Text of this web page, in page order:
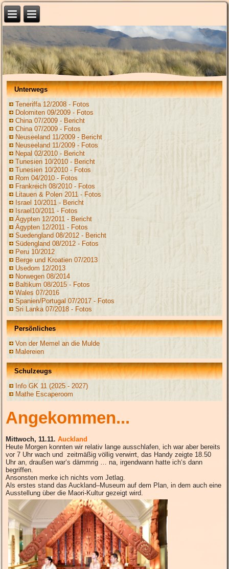
Unterwegs
Teneriffa 12/2008 - Fotos
Dolomiten 09/2009 - Fotos
China 07/2009 - Bericht
China 07/2009 - Fotos
Neuseeland 11/2009 - Bericht
Neuseeland 11/2009 - Fotos
Nepal 02/2010 - Bericht
Tunesien 10/2010 - Bericht
Tunesien 10/2010 - Fotos
Rom 04/2010 - Fotos
Frankreich 08/2010 - Fotos
Litauen & Polen 2011 - Fotos
Israel 10/2011 - Bericht
Israel10/2011 - Fotos
Ägypten 12/2011 - Bericht
Ägypten 12/2011 - Fotos
Suedengland 08/2012 - Bericht
Südengland 08/2012 - Fotos
Peru 10/2012
Berge und Kroatien 07/2013
Usedom 12/2013
Norwegen 08/2014
Baltikum 08/2015 - Fotos
Wales 07/2016
Spanien/Portugal 07/2017 - Fotos
Sri Lanka 07/2018 - Fotos
Persönliches
Von der Memel an die Mulde
Malereien
Schulzeugs
Info GK 11 (2025 - 2027)
Mathe Escaperoom
Angekommen...
Mittwoch, 11.11.Auckland
Heute Morgen konnten wir relativ lange ausschlafen, ich war aber bereits
vor 7 Uhr wach und zeitmäßig völlig verwirrt, das Handy zeigte 18.50
Uhr an, draußen war‘s dämmrig … na, irgendwann hatte ich‘s dann
begriffen.
Ansonsten merke ich nichts vom Jetlag.
Als erstes stand das Auckland–Museum auf dem Plan, in dem auch eine
Ausstellung über die Maori-Kultur gezeigt wird.